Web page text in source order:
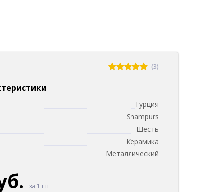
(3)
Турция
Shampurs
Шесть
Керамика
Металлический
за 1 шт